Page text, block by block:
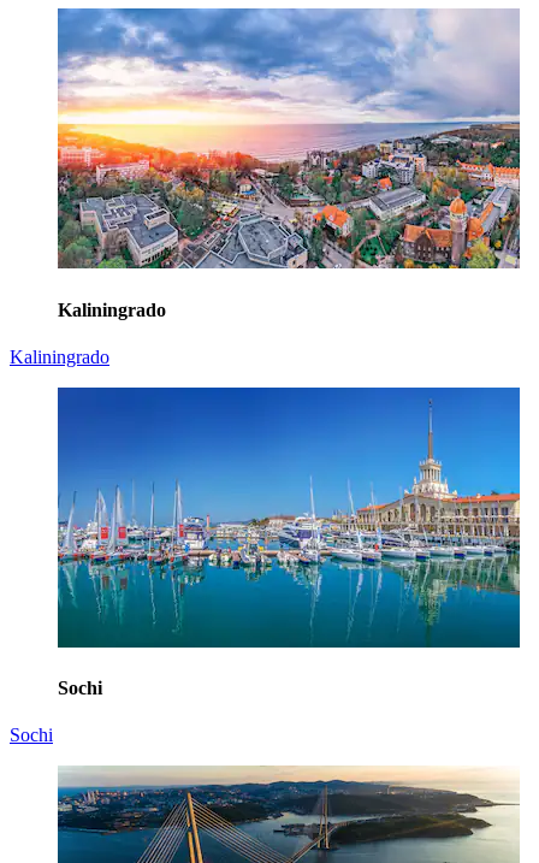
Kaliningrado
Kaliningrado
Sochi
Sochi